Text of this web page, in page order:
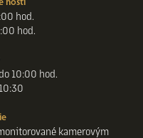
hod.
hod.
10:00 hod.
kamerovým